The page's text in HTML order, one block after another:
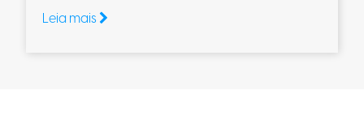
Leia mais